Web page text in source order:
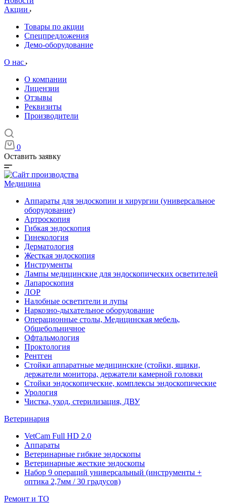
Акции
Товары по акции
Спецпредложения
Демо-оборудование
О нас
О компании
Лицензии
Отзывы
Реквизиты
Производители
0
Оставить заявку
Медицина
Аппараты для эндоскопии и хирургии (универсальное
оборудование)
Артроскопия
Гибкая эндоскопия
Гинекология
Дерматология
Жесткая эндоскопия
Инструменты
Лампы медицинские для эндоскопических осветителей
Лапароскопия
ЛОР
Налобные осветители и лупы
Наркозно-дыхательное оборудование
Операционные столы, Медицинская мебель,
Общебольничное
Офтальмология
Проктология
Рентген
Стойки аппаратные медицинские (стойки, ящики,
держатели монитора, держатели камерной головки
Стойки эндоскопические, комплексы эндоскопические
Урология
Чистка, уход, стерилизация, ДВУ
Ветеринария
VetCam Full HD 2.0
Аппараты
Ветеринарные гибкие эндоскопы
Ветеринарные жесткие эндоскопы
Набор 9 операций универсальный (инструменты +
оптика 2,7мм / 30 градусов)
Ремонт и ТО